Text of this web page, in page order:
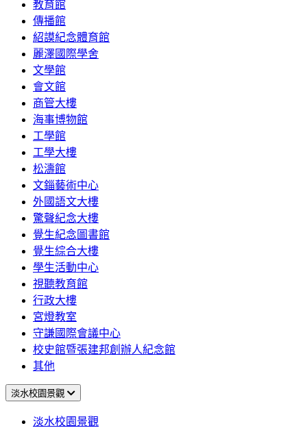
教育館
傳播館
紹謨紀念體育館
麗澤國際學舍
文學館
會文館
商管大樓
海事博物館
工學館
工學大樓
松濤館
文錙藝術中心
外國語文大樓
驚聲紀念大樓
覺生紀念圖書館
覺生綜合大樓
學生活動中心
視聽教育館
行政大樓
宮燈教室
守謙國際會議中心
校史館暨張建邦創辦人紀念館
其他
淡水校園景觀
淡水校園景觀